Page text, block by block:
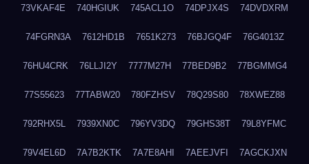
73VKAF4E 740HGIUK 745ACL1O 74DPJX4S 74DVDXRM
74FGRN3A 7612HD1B 7651K273 76BJGQ4F 76G4013Z
76HU4CRK 76LLJI2Y 7777M27H 77BED9B2 77BGMMG4
77S55623 77TABW20 780FZHSV 78Q29S80 78XWEZ88
792RHX5L 7939XN0C 796YV3DQ 79GHS38T 79L8YFMC
79V4EL6D 7A7B2KTK 7A7E8AHI 7AEEJVFI 7AGCKJXN